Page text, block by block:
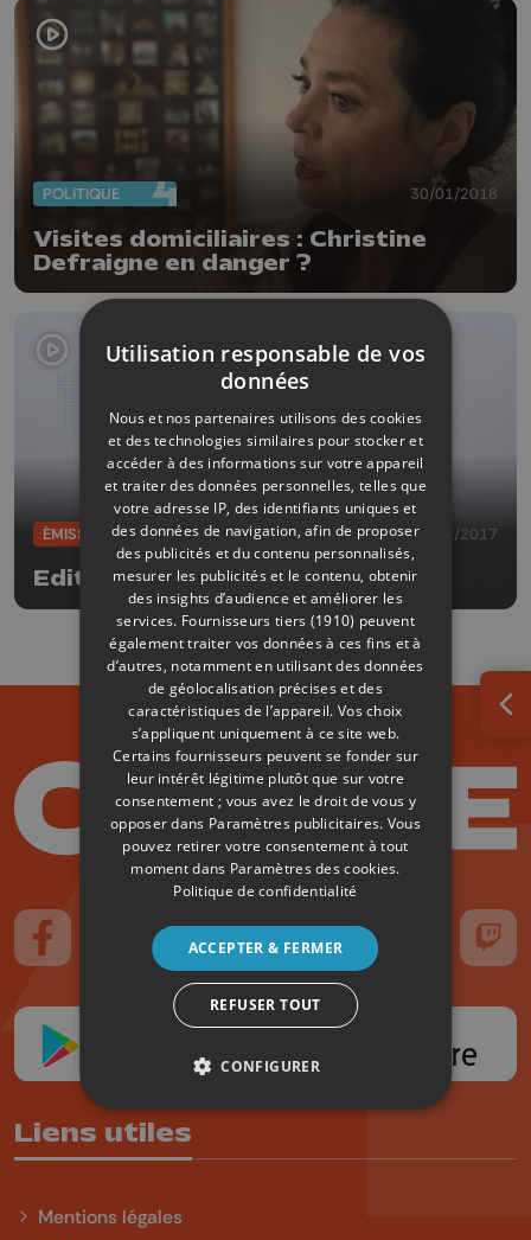
POLITIQUE 30/01/2018
Visites domiciliaires : Christine
Defraigne en danger ?
ÉMISSIONS 29/12/2017
Edition du 29/12/2017
Suivez-nous sur FaceBook
Suivez-nous sur Instagram
Suivez-nous sur TikTokSuivez-nous sur YouTube
Suivez-nous
Liens utiles
Mentions légales
Utilisation responsable de vos
données
Nous et nos partenaires utilisons des cookies
et des technologies similaires pour stocker et
accéder à des informations sur votre appareil
et traiter des données personnelles, telles que
votre adresse IP, des identifiants uniques et
des données de navigation, afin de proposer
des publicités et du contenu personnalisés,
mesurer les publicités et le contenu, obtenir
des insights d’audience et améliorer les
services. Fournisseurs tiers (1910) peuvent
également traiter vos données à ces fins et à
d’autres, notamment en utilisant des données
de géolocalisation précises et des
caractéristiques de l’appareil. Vos choix
s’appliquent uniquement à ce site web.
Certains fournisseurs peuvent se fonder sur
leur intérêt légitime plutôt que sur votre
consentement ; vous avez le droit de vous y
opposer dans Paramètres publicitaires. Vous
pouvez retirer votre consentement à tout
moment dans Paramètres des cookies.
Politique de confidentialité
ACCEPTER & FERMER
REFUSER TOUT
CONFIGURER